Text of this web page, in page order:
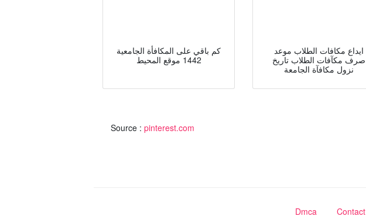
كم باقي على المكافأة الجامعية
1442 موقع المحيط
ايداع مكافات الطلاب موعد
صرف مكآفات الطلاب تاريخ
نزول مكافآة الجامعة
Source : pinterest.com
Dmca Contact